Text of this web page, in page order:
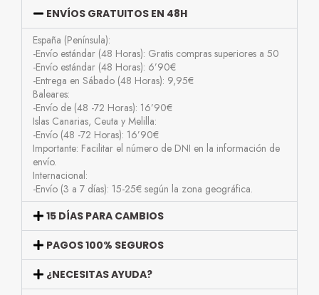
ENVÍOS GRATUITOS EN 48H
España (Península):
-Envío estándar (48 Horas): Gratis compras superiores a 50
-Envío estándar (48 Horas): 6’90€
-Entrega en Sábado (48 Horas): 9,95€
Baleares:
-Envío de (48 -72 Horas): 16’90€
Islas Canarias, Ceuta y Melilla:
-Envío (48 -72 Horas): 16’90€
Importante: Facilitar el número de DNI en la información de
envío.
Internacional:
-Envío (3 a 7 días): 15-25€ según la zona geográfica.
15 DÍAS PARA CAMBIOS
PAGOS 100% SEGUROS
¿NECESITAS AYUDA?